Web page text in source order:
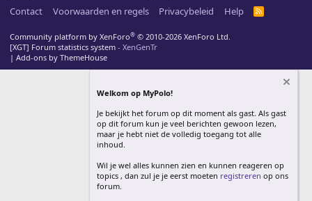
Contact
Voorwaarden en regels Privacybeleid Help
R
Community platform by XenForo® © 2010-2026 XenForo Ltd.
[XGT] Forum statistics system - XenGenTr
| Add-ons by ThemeHouse
Welkom op MyPolo!
Je bekijkt het forum op dit moment als gast. Als gast
op dit forum kun je veel berichten gewoon lezen,
maar je hebt niet de volledig toegang tot alle
inhoud.
Wil je wel alles kunnen zien en kunnen reageren op
topics , dan zul je je eerst moeten registreren op ons
forum.